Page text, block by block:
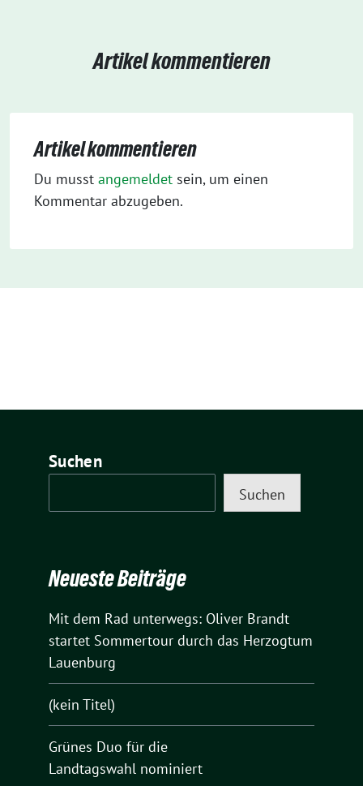
Artikel kommentieren
Artikel kommentieren
Du musst angemeldet sein, um einen
Kommentar abzugeben.
Suchen
Suchen
Neueste Beiträge
Mit dem Rad unterwegs: Oliver Brandt
startet Sommertour durch das Herzogtum
Lauenburg
(kein Titel)
Grünes Duo für die
Landtagswahl nominiert